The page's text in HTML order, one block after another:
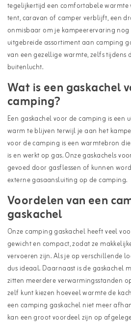
tegelijkertijd een comfortabele warmte
tent, caravan of camper verblijft, een
onmisbaar om je kampeerervaring nog
uitgebreide assortiment aan camping
van een gezellige warmte, zelfs tijdens
buitenlucht.
Wat is een gaskachel
camping?
Een gaskachelvoor de camping is een
warm te blijven terwijl je aan het
voor de camping is een warmtebron
is en werkt op gas. Onze gaskachels
gevoed door gasflessen of kunnen
externe gasaansluiting op de camping.
Voordelen van een
gaskachel
Onze camping gaskachel heeft veel
gewicht en compact, zodat ze
vervoeren zijn. Als je op verschillende
dus ideaal. Daarnaast is de gaskachel
zitten meerdere verwarmingsstanden
zelf kunt kiezen hoeveel warmte de
een camping gaskachel niet meer
kan een groot voordeel zijn op